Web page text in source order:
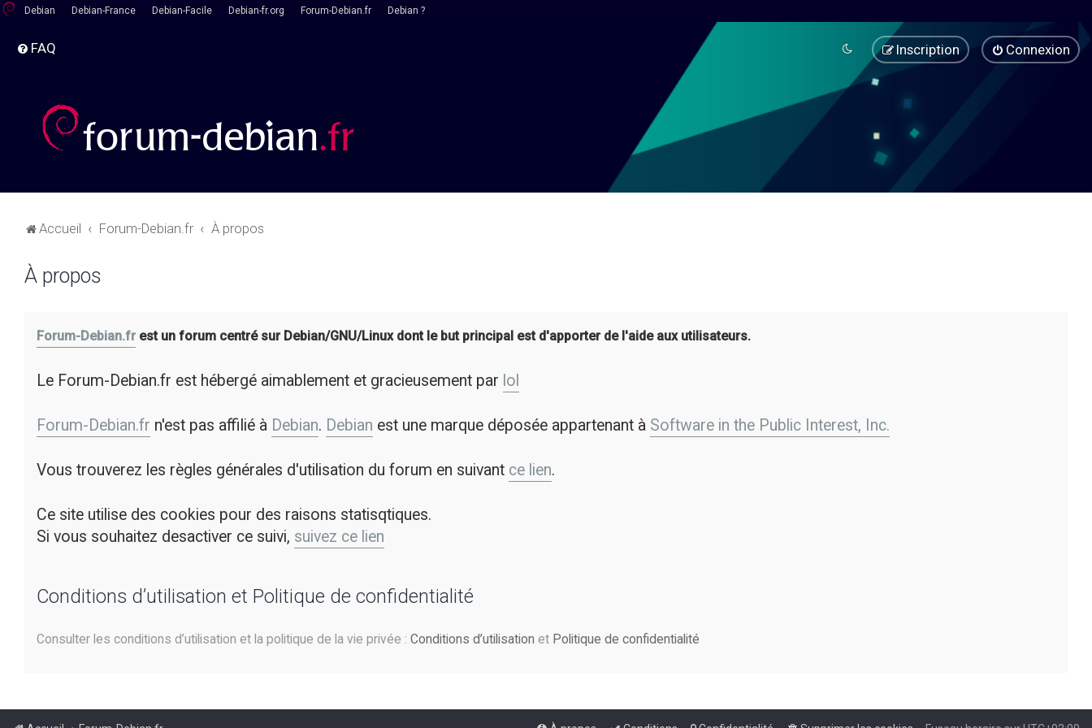
Debian Debian-France Debian-Facile Debian-fr.org Forum-Debian.fr Debian ?
FAQ Connexion
Inscription
Accueil Forum-Debian.fr À propos
À propos
Forum-Debian.fr est un forum centré sur Debian/GNU/Linux dont le but principal est d'apporter de l'aide aux utilisateurs.
Le Forum-Debian.fr est hébergé aimablement et gracieusement par lol
Forum-Debian.fr n'est pas affilié à Debian. Debian est une marque déposée appartenant à Software in the Public Interest, Inc.
Vous trouverez les règles générales d'utilisation du forum en suivant ce lien.
Ce site utilise des cookies pour des raisons statisqtiques.
Si vous souhaitez desactiver ce suivi, suivez ce lien
Conditions d’utilisation et Politique de confidentialité
Consulter les conditions d’utilisation et la politique de la vie privée : Conditions d’utilisation et Politique de confidentialité